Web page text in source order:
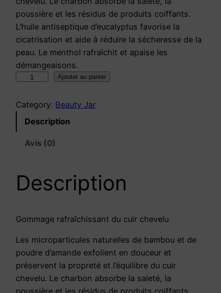
poussière et les résidus de produits coiffants.
L’huile antiseptique d’eucalyptus favorise la
cicatrisation et aide à réduire la sécheresse de la
peau. Le menthol rafraîchit et apaise les
démangeaisons.
a
d
e
I
T
A
L
L
Ajouter au panier
Category: Beauty Jar
Description
Avis (0)
Description
Gommage rafraîchissant du cuir chevelu
Les microparticules naturelles de bambou et de
poudre d’amande exfolient en douceur et
préservent la propreté et l’équilibre du cuir
chevelu. Le charbon absorbe la saleté, la